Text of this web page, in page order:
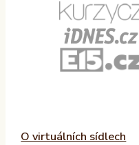
O virtuálních sídlech